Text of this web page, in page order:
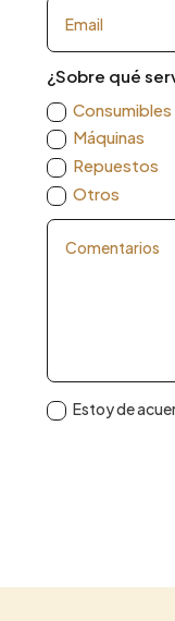
¿Sobre qué
Consumibles
Máquinas
Repuestos
Otros
Estoy de